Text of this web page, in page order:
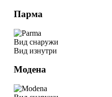
Парма
Вид снаружи
Вид изнутри
Модена